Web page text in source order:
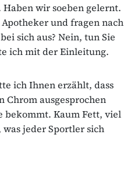
wir soeben gelernt.
und fragen nach
sich aus? Nein, tun Sie
ich mit der Einleitung.
ich Ihnen erzählt, dass
Chrom ausgesprochen
bekommt. Kaum Fett, viel
jeder Sportler sich